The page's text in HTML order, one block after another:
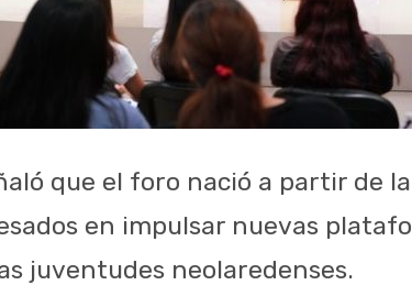
que el foro nació a partir de
en impulsar nuevas
juventudes neolaredenses.